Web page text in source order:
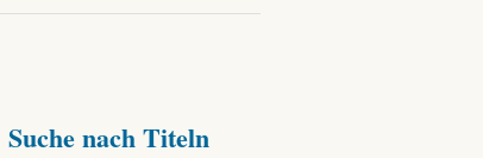
Suche nach Titeln